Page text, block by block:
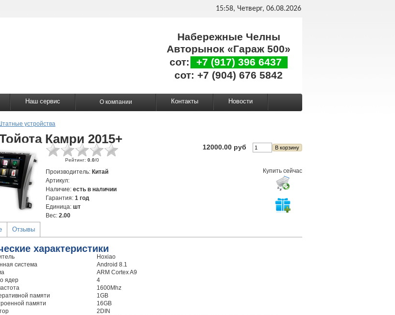
15:58, Четверг, 06.08.2026
Набережные Челны
Авторынок «Гараж 500»
сот:
+7 (917) 396 6437
сот: +7 (904) 676 5842
Наш сервис О компании Контакты Новости
устройства
Камри 2015+
Рейтинг: 0.0/0
12000.00 руб
Производитель: Китай
Артикул:
Наличие: есть в наличии
Гарантия: 1 год
Единица: шт
Вес: 2.00
Купить сейчас
Отзывы
характеристики
Hoxiao
система
Android 8.1
ARM Cortex A9
ядер
4
1600Mhz
памяти
1GB
памяти
16GB
2DIN